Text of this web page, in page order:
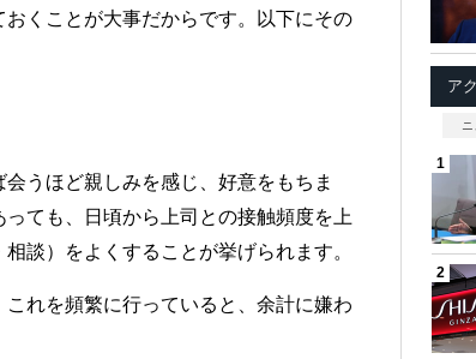
くことが大事だからです。以下にその
うほど親しみを感じ、好意をもちま
ても、日頃から上司との接触頻度を上
談）をよくすることが挙げられます。
れを頻繁に行っていると、余計に嫌わ
ア